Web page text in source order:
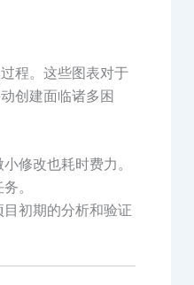
程。这些图表对于
创建面临诸多困
修改也耗时费力。
。
初期的分析和验证